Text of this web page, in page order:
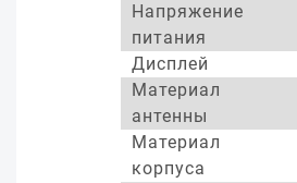
Напряжение
питания
Дисплей
Материал
антенны
Материал
корпуса